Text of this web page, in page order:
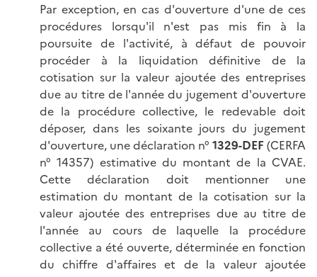
Par exception, en cas d'ouverture d'une de ces
procédures lorsqu'il n'est pas mis fin à la
poursuite de l'activité, à défaut de pouvoir
procéder à la liquidation définitive de la
cotisation sur la valeur ajoutée des entreprises
due au titre de l'année du jugement d'ouverture
de la procédure collective, le redevable doit
déposer, dans les soixante jours du jugement
d'ouverture, une déclaration n° 1329-DEF(CERFA
n° 14357) estimative du montant de la CVAE.
Cette déclaration doit mentionner une
estimation du montant de la cotisation sur la
valeur ajoutée des entreprises due au titre de
l'année au cours de laquelle la procédure
collective a été ouverte, déterminée en fonction
du chiffre d'affaires et de la valeur ajoutée